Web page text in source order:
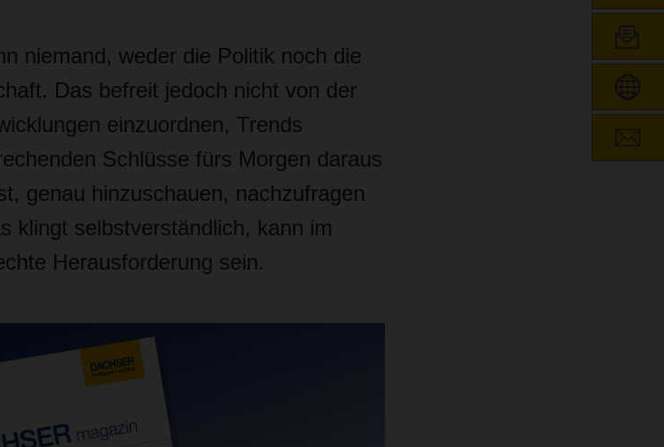
niemand, weder die Politik noch die
Das befreit jedoch nicht von der
einzuordnen, Trends
Schlüsse fürs Morgen daraus
genau hinzuschauen, nachzufragen
klingt selbstverständlich, kann im
Herausforderung sein.